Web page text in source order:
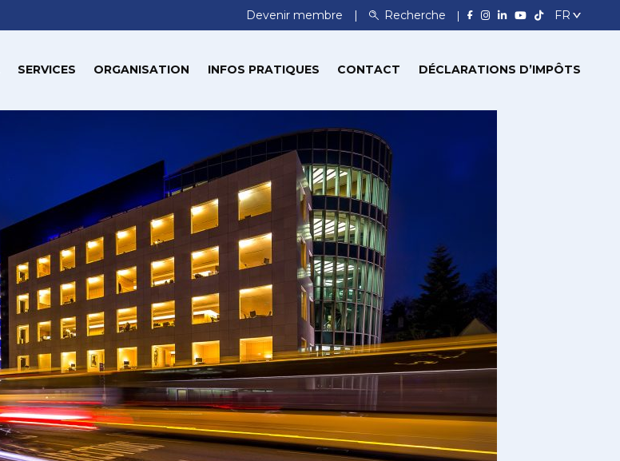
Devenir membre Recherche
SERVICES ORGANISATION INFOS PRATIQUES CONTACT DÉCLARATIONS D’IMPÔTS